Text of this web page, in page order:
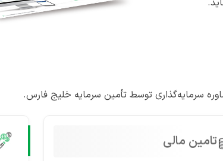
سرمایه‌گذاری توسط تأمین سرمایه خلیج فارس.
تامین مالی